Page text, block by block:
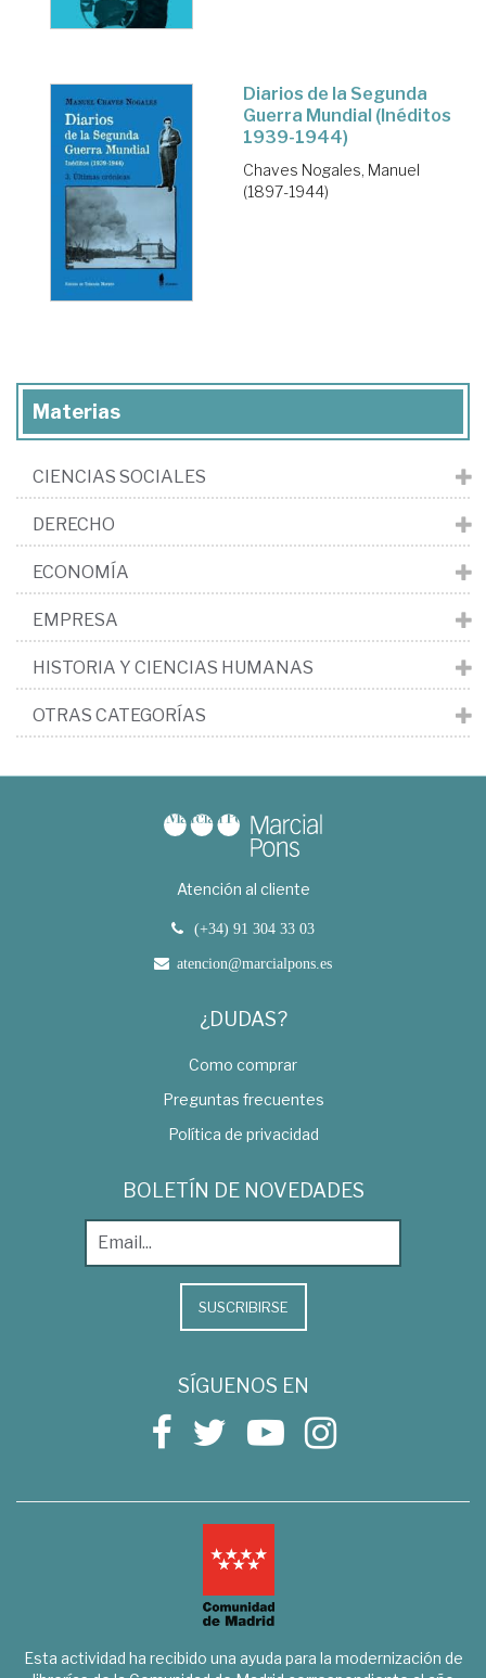
Diarios de la Segunda
Guerra Mundial (Inéditos
1939-1944)
Chaves Nogales, Manuel
(1897-1944)
Materias
CIENCIAS SOCIALES
DERECHO
ECONOMÍA
EMPRESA
HISTORIA Y CIENCIAS HUMANAS
OTRAS CATEGORÍAS
Atención al cliente
(+34) 91 304 33 03
atencion@marcialpons.es
¿DUDAS?
Como comprar
Preguntas frecuentes
Política de privacidad
BOLETÍN DE NOVEDADES
SUSCRIBIRSE
SÍGUENOS EN
Esta actividad ha recibido una ayuda para la modernización de